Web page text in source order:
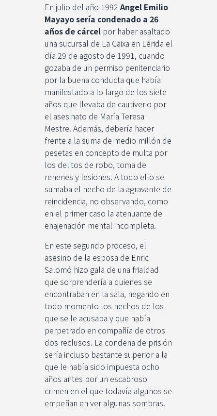
En julio del año 1992Angel Emilio
Mayayo sería condenado a 26
años de cárcelpor haber asaltado
una sucursal de La Caixa en Lérida el
día 29 de agosto de 1991, cuando
gozaba de un permiso penitenciario
por la buena conducta que había
manifestado a lo largo de los siete
años que llevaba de cautiverio por
el asesinato de María Teresa
Mestre. Además, debería hacer
frente a la suma de medio millón de
pesetas en concepto de multa por
los delitos de robo, toma de
rehenes y lesiones. A todo ello se
sumaba el hecho de la agravante de
reincidencia, no observando, como
en el primer caso la atenuante de
enajenación mental incompleta.
En este segundo proceso, el
asesino de la esposa de Enric
Salomó hizo gala de una frialdad
que sorprendería a quienes se
encontraban en la sala, negando en
todo momento los hechos de los
que se le acusaba y que había
perpetrado en compañía de otros
dos reclusos. La condena de prisión
sería incluso bastante superior a la
que le había sido impuesta ocho
años antes por un escabroso
crimen en el que todavía algunos se
empeñan en ver algunas sombras.